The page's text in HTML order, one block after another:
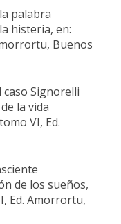
palabra
histeria, en:
Buenos
caso Signorelli
la vida
VI, Ed.
de los sueños,
Ed. Amorrortu,